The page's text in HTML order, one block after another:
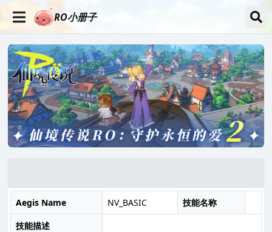
RO小册子
Aegis Name NV_BASIC
技能名称
技能描述